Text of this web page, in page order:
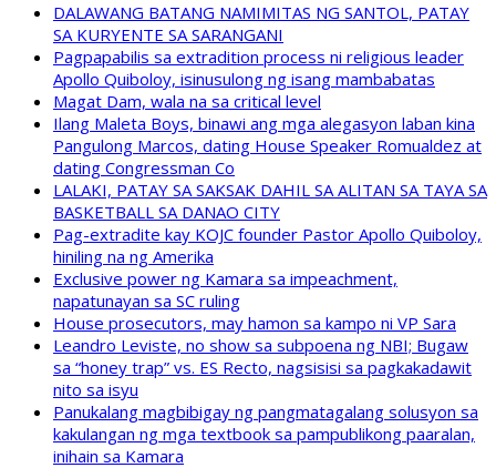
DALAWANG BATANG NAMIMITAS NG SANTOL, PATAY
SA KURYENTE SA SARANGANI
Pagpapabilis sa extradition process ni religious leader
Apollo Quiboloy, isinusulong ng isang mambabatas
Magat Dam, wala na sa critical level
Ilang Maleta Boys, binawi ang mga alegasyon laban kina
Pangulong Marcos, dating House Speaker Romualdez at
dating Congressman Co
LALAKI, PATAY SA SAKSAK DAHIL SA ALITAN SA TAYA SA
BASKETBALL SA DANAO CITY
Pag-extradite kay KOJC founder Pastor Apollo Quiboloy,
hiniling na ng Amerika
Exclusive power ng Kamara sa impeachment,
napatunayan sa SC ruling
House prosecutors, may hamon sa kampo ni VP Sara
Leandro Leviste, no show sa subpoena ng NBI; Bugaw
sa “honey trap” vs. ES Recto, nagsisisi sa pagkakadawit
nito sa isyu
Panukalang magbibigay ng pangmatagalang solusyon sa
kakulangan ng mga textbook sa pampublikong paaralan,
inihain sa Kamara